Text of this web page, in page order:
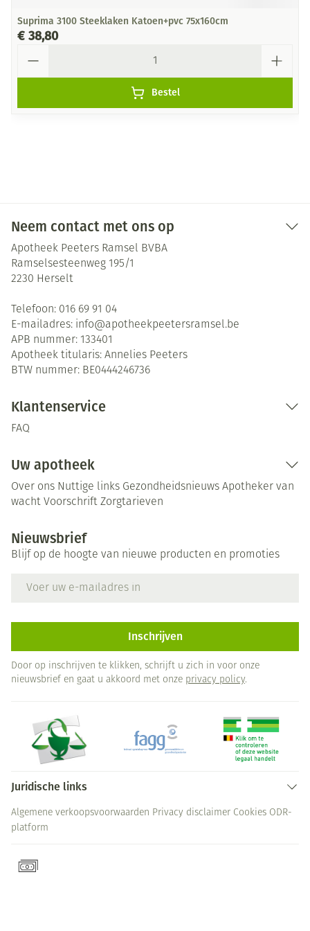
Suprima 3100 Steeklaken Katoen+pvc 75x160cm
€ 38,80
Bestel
Neem contact met ons op
Apotheek Peeters Ramsel BVBA
Ramselsesteenweg 195/1
2230 Herselt
Telefoon: 016 69 91 04
E-mailadres: info@apotheekpeetersramsel.be
APB nummer: 133401
Apotheek titularis: Annelies Peeters
BTW nummer: BE0444246736
Klantenservice
FAQ
Uw apotheek
Over ons Nuttige links Gezondheidsnieuws Apotheker van
wacht Voorschrift Zorgtarieven
Nieuwsbrief
Blijf op de hoogte van nieuwe producten en promoties
Inschrijven
Door op inschrijven te klikken, schrijft u zich in voor onze
nieuwsbrief en gaat u akkoord met onze privacy policy.
Juridische links
Algemene verkoopsvoorwaarden Privacy disclaimer Cookies ODR-
platform